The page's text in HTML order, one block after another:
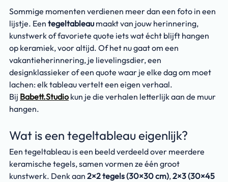
Sommige momenten verdienen meer dan een foto in een
lijstje. Een tegeltableau maakt van jouw herinnering,
kunstwerk of favoriete quote iets wat écht blijft hangen
op keramiek, voor altijd. Of het nu gaat om een
vakantieherinnering, je lievelingsdier, een
designklassieker of een quote waar je elke dag om moet
lachen: elk tableau vertelt een eigen verhaal.
Bij Babett.Studio kun je die verhalen letterlijk aan de muur
hangen.
Wat is een tegeltableau eigenlijk?
Een tegeltableau is een beeld verdeeld over meerdere
keramische tegels, samen vormen ze één groot
kunstwerk. Denk aan 2×2 tegels (30×30 cm), 2×3 (30×45